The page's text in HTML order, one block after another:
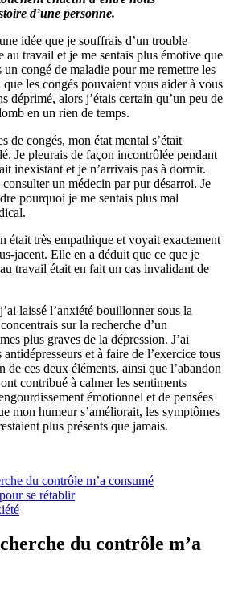
d’une personne.
idée que je souffrais d’un trouble
au travail et je me sentais plus émotive que
un congé de maladie pour me remettre les
que les congés pouvaient vous aider à vous
déprimé, alors j’étais certain qu’un peu de
en un rien de temps.
de congés, mon état mental s’était
Je pleurais de façon incontrôlée pendant
inexistant et je n’arrivais pas à dormir.
un médecin par pur désarroi. Je
pourquoi je me sentais plus mal
était très empathique et voyait exactement
jacent. Elle en a déduit que ce que je
travail était en fait un cas invalidant de
laissé l’anxiété bouillonner sous la
sur la recherche d’un
plus graves de la dépression. J’ai
et à faire de l’exercice tous
de ces deux éléments, ainsi que l’abandon
contribué à calmer les sentiments
émotionnel et de pensées
mon humeur s’améliorait, les symptômes
plus présents que jamais.
du contrôle m’a consumé
se rétablir
du contrôle m’a